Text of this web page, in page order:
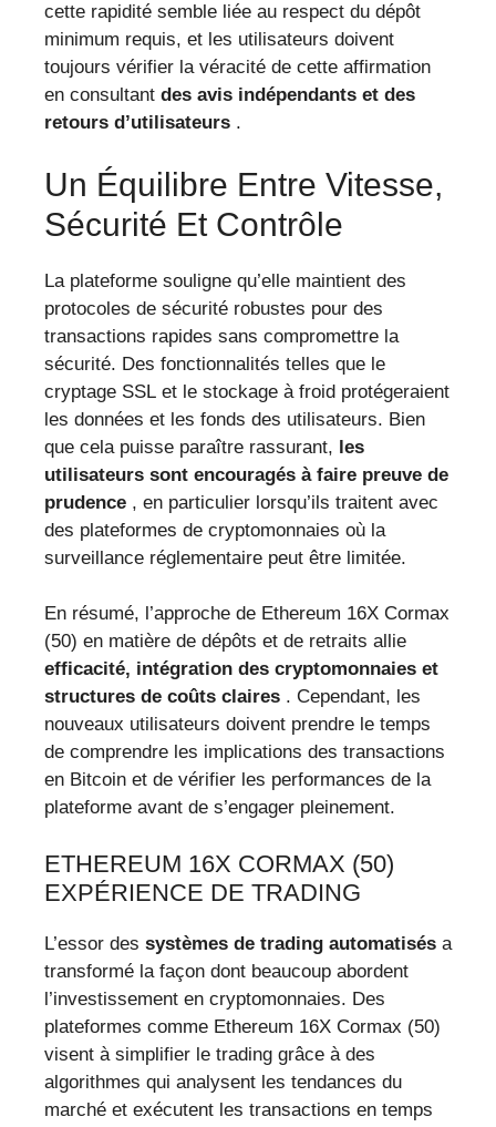
cette rapidité semble liée au respect du dépôt
minimum requis, et les utilisateurs doivent
toujours vérifier la véracité de cette affirmation
en consultant des avis indépendants et des
retours d’utilisateurs .
Un Équilibre Entre Vitesse,
Sécurité Et Contrôle
La plateforme souligne qu’elle maintient des
protocoles de sécurité robustes pour des
transactions rapides sans compromettre la
sécurité. Des fonctionnalités telles que le
cryptage SSL et le stockage à froid protégeraient
les données et les fonds des utilisateurs. Bien
que cela puisse paraître rassurant, les
utilisateurs sont encouragés à faire preuve de
prudence , en particulier lorsqu’ils traitent avec
des plateformes de cryptomonnaies où la
surveillance réglementaire peut être limitée.
En résumé, l’approche de Ethereum 16X Cormax
(50) en matière de dépôts et de retraits allie
efficacité, intégration des cryptomonnaies et
structures de coûts claires . Cependant, les
nouveaux utilisateurs doivent prendre le temps
de comprendre les implications des transactions
en Bitcoin et de vérifier les performances de la
plateforme avant de s’engager pleinement.
ETHEREUM 16X CORMAX (50)
EXPÉRIENCE DE TRADING
L’essor des systèmes de trading automatisés a
transformé la façon dont beaucoup abordent
l’investissement en cryptomonnaies. Des
plateformes comme Ethereum 16X Cormax (50)
visent à simplifier le trading grâce à des
algorithmes qui analysent les tendances du
marché et exécutent les transactions en temps